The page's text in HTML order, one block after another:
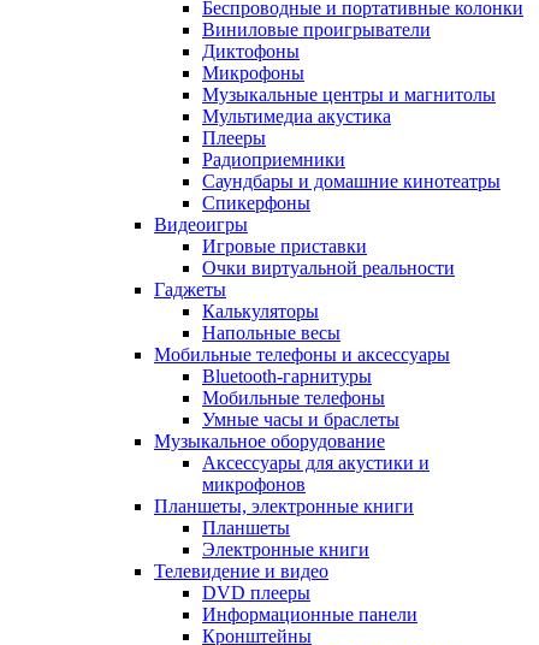
Беспроводные и портативные колонки
Виниловые проигрыватели
Диктофоны
Микрофоны
Музыкальные центры и магнитолы
Мультимедиа акустика
Плееры
Радиоприемники
Саундбары и домашние кинотеатры
Спикерфоны
Видеоигры
Игровые приставки
Очки виртуальной реальности
Гаджеты
Калькуляторы
Напольные весы
Мобильные телефоны и аксессуары
Bluetooth-гарнитуры
Мобильные телефоны
Умные часы и браслеты
Музыкальное оборудование
Аксессуары для акустики и
микрофонов
Планшеты, электронные книги
Планшеты
Электронные книги
Телевидение и видео
DVD плееры
Информационные панели
Кронштейны